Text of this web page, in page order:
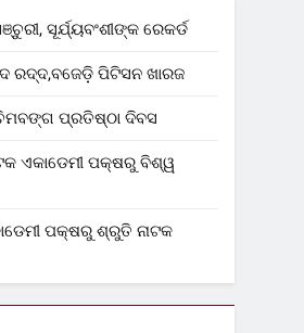
ସୂର୍ଯ୍ୟବଂଶୀଙ୍କ ରେକର୍ଡ
ରଦ୍ଦ,ବଜେଡ଼ି ପିଟିସନ ଖାରଜ
ପ୍ରତିଷ୍ଠା ଦିବସ
ଏକାଡେମୀ ପକ୍ଷରୁ ବିଶ୍ୱ
ପକ୍ଷରୁ ଶ୍ରୁତି ନାଟକ